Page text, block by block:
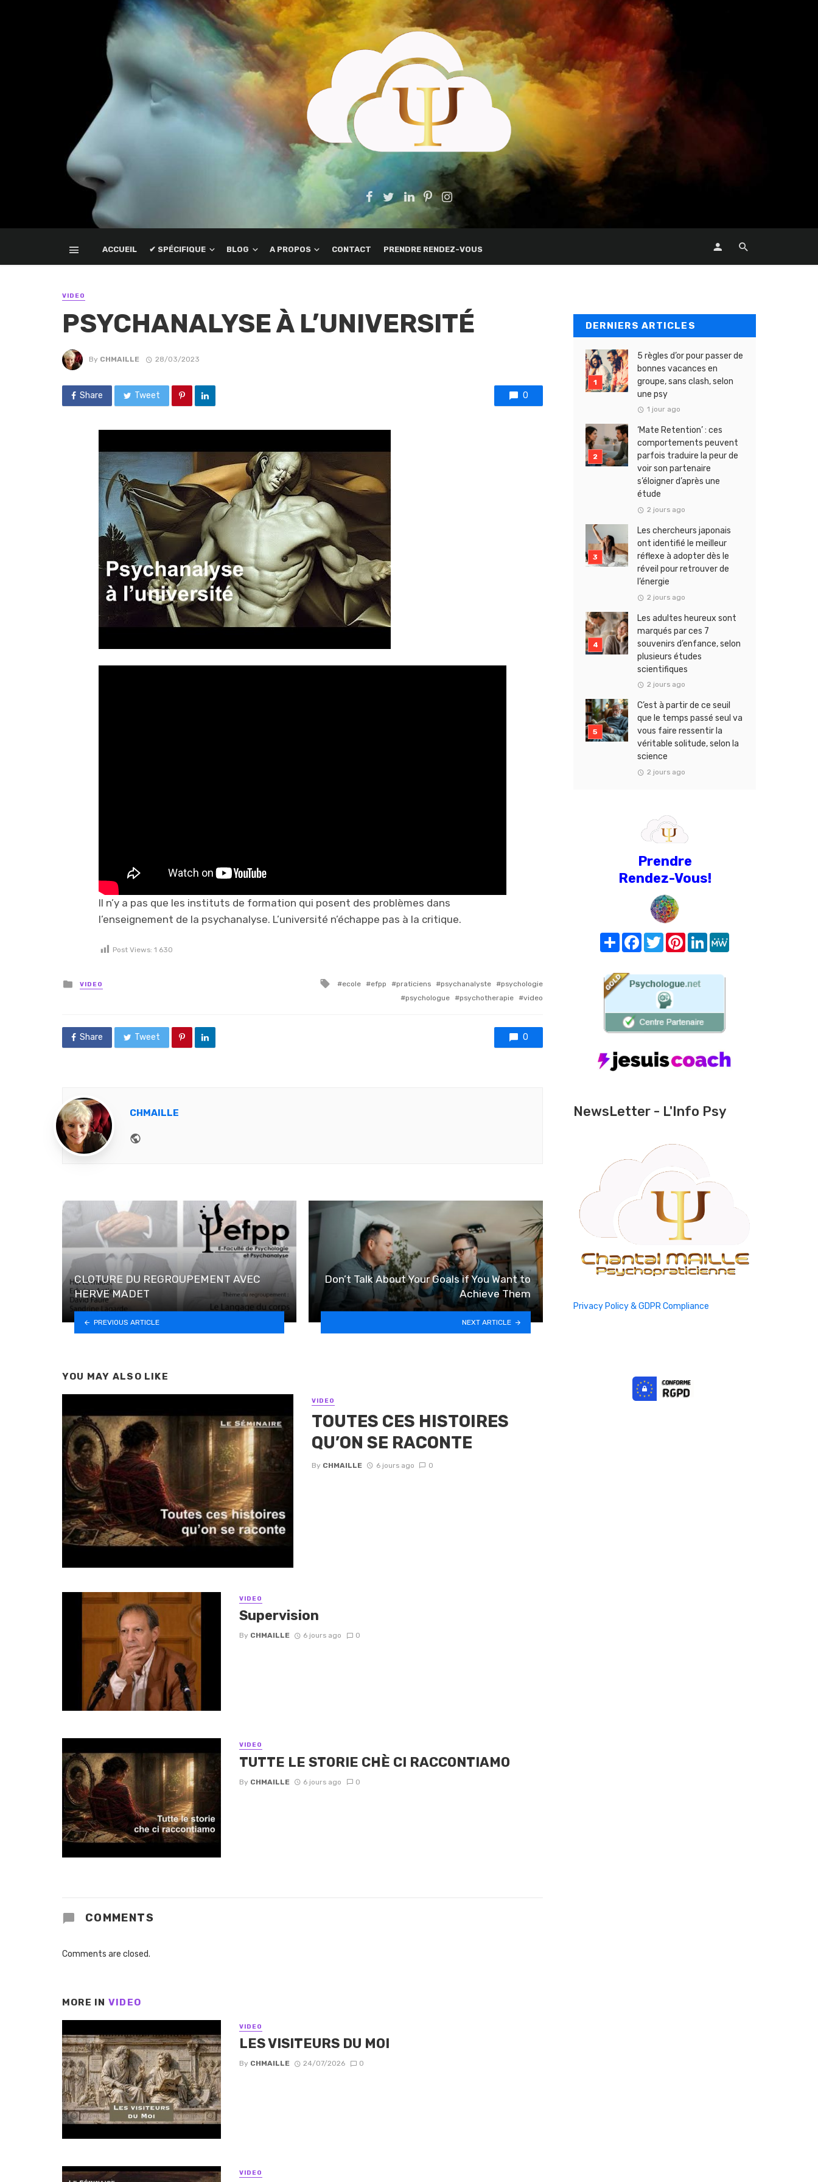
ACCUEIL ✔ SPÉCIFIQUE BLOG A PROPOS CONTACT PRENDRE RENDEZ-VOUS
VIDEO
PSYCHANALYSE À L’UNIVERSITÉ
By CHMAILLE 28/03/2023
Share Tweet 0
Il n’y a pas que les instituts de formation qui posent des problèmes dans
l’enseignement de la psychanalyse. L’université n’échappe pas à la critique.
Post Views: 1 630
Posted in
VIDEO Tagged with
ecole efpp praticiens psychanalyste
psychologie
psychologue
psychotherapie video
Share Tweet 0
CHMAILLE
CLOTURE DU REGROUPEMENT AVEC
HERVE MADET
PREVIOUS ARTICLE
Don’t Talk About Your Goals if You Want to
Achieve Them
NEXT ARTICLE
YOU MAY ALSO LIKE
VIDEO
TOUTES CES HISTOIRES
QU’ON SE RACONTE
By CHMAILLE 6 jours ago 0
VIDEO
Supervision
By CHMAILLE 6 jours ago 0
VIDEO
TUTTE LE STORIE CHÈ CI RACCONTIAMO
By CHMAILLE 6 jours ago 0
COMMENTS
Comments are closed.
MORE IN VIDEO
VIDEO
LES VISITEURS DU MOI
By CHMAILLE 24/07/2026 0
VIDEO
DERNIERS ARTICLES
5 règles d’or pour passer de
bonnes vacances en
groupe, sans clash, selon
une psy
1 jour ago
‘Mate Retention’ : ces
comportements peuvent
parfois traduire la peur de
voir son partenaire
s’éloigner d’après une
étude
2 jours ago
Les chercheurs japonais
ont identifié le meilleur
réflexe à adopter dès le
réveil pour retrouver de
l’énergie
2 jours ago
Les adultes heureux sont
marqués par ces 7
souvenirs d’enfance, selon
plusieurs études
scientifiques
2 jours ago
C’est à partir de ce seuil
que le temps passé seul va
vous faire ressentir la
véritable solitude, selon la
science
2 jours ago
Prendre
Rendez-Vous!
Share FacebookTwitterPinterest
LinkedIn
NewsLetter - L'Info Psy
Privacy Policy & GDPR Compliance